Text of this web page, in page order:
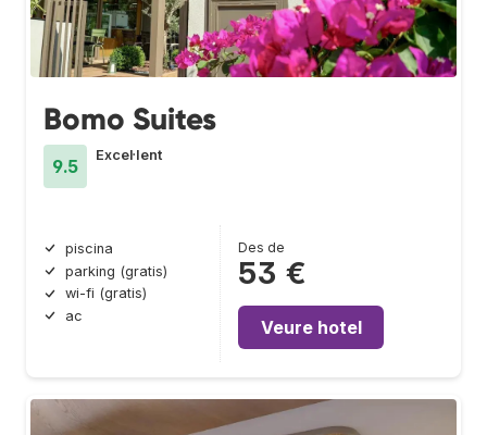
Bomo Suites
9.5
Excel·lent
piscina
parking (gratis)
wi-fi (gratis)
ac
Des de
53 €
Veure hotel